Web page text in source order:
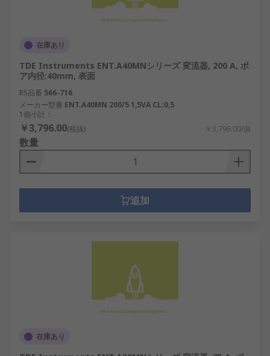
在庫あり
TDE Instruments ENT.A40MNシリーズ 変流器, 200 A, ボ
ア内径:40mm, 表面
RS品番 566-716
メーカー型番 ENT.A40MN 200/5 1,5VA CL:0,5
1個小計：
￥3,796.00(税抜) ￥3,796.00/個
数量
追加
在庫あり